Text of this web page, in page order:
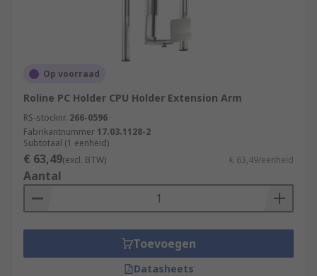
Op voorraad
Roline PC Holder CPU Holder Extension Arm
RS-stocknr. 266-0596
Fabrikantnummer 17.03.1128-2
Subtotaal (1 eenheid)
€ 63,49(excl. BTW) € 63,49/eenheid
Aantal
Toevoegen
Datasheets